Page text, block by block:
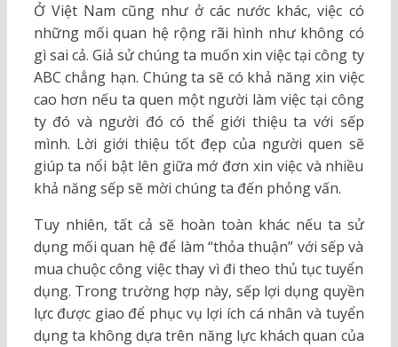
Ở Việt Nam cũng như ở các nước khác, việc có
những mối quan hệ rộng rãi hình như không có
gì sai cả. Giả sử chúng ta muốn xin việc tại công ty
ABC chẳng hạn. Chúng ta sẽ có khả năng xin việc
cao hơn nếu ta quen một người làm việc tại công
ty đó và người đó có thể giới thiệu ta với sếp
mình. Lời giới thiệu tốt đẹp của người quen sẽ
giúp ta nổi bật lên giữa mớ đơn xin việc và nhiều
khả năng sếp sẽ mời chúng ta đến phỏng vấn.
Tuy nhiên, tất cả sẽ hoàn toàn khác nếu ta sử
dụng mối quan hệ để làm “thỏa thuận” với sếp và
mua chuộc công việc thay vì đi theo thủ tục tuyển
dụng. Trong trường hợp này, sếp lợi dụng quyền
lực được giao để phục vụ lợi ích cá nhân và tuyển
dụng ta không dựa trên năng lực khách quan của